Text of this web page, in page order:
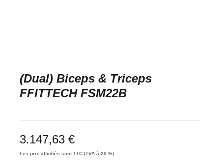
(Dual) Biceps & Triceps
FFITTECH FSM22B
3.147,63 €
Les prix affichés sont TTC (TVA à 20 %).